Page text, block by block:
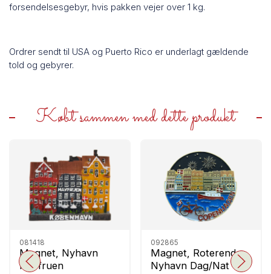
forsendelsesgebyr, hvis pakken vejer over 1 kg.
Ordrer sendt til USA og Puerto Rico er underlagt gældende
told og gebyrer.
Købt sammen med dette produkt
081418
Magnet, Nyhavn
Havfruen
092865
Magnet, Roterende
Nyhavn Dag/Nat